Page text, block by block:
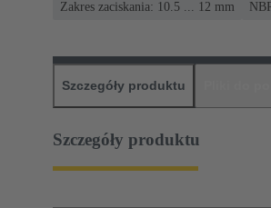
Zakres zaciskania: 10.5 ... 12 mm
Szczegóły produktu
Szczegóły produktu